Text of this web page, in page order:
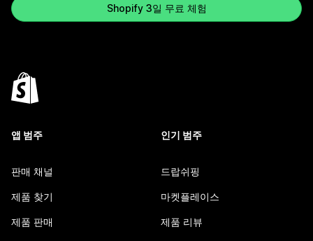
Shopify 3일 무료 체험
앱 범주
판매 채널
제품 찾기
제품 판매
인기 범주
드랍쉬핑
마켓플레이스
제품 리뷰